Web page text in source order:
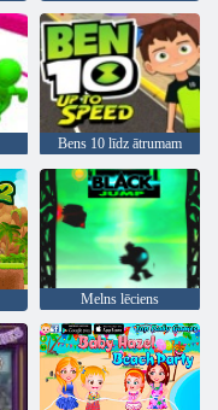
Bens 10 līdz ātrumam
Melns lēciens